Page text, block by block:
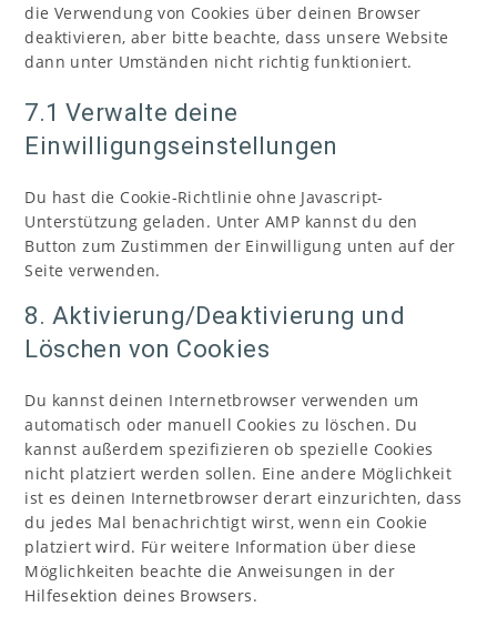
die Verwendung von Cookies über deinen Browser
deaktivieren, aber bitte beachte, dass unsere Website
dann unter Umständen nicht richtig funktioniert.
7.1 Verwalte deine
Einwilligungseinstellungen
Du hast die Cookie-Richtlinie ohne Javascript-
Unterstützung geladen. Unter AMP kannst du den
Button zum Zustimmen der Einwilligung unten auf der
Seite verwenden.
8. Aktivierung/Deaktivierung und
Löschen von Cookies
Du kannst deinen Internetbrowser verwenden um
automatisch oder manuell Cookies zu löschen. Du
kannst außerdem spezifizieren ob spezielle Cookies
nicht platziert werden sollen. Eine andere Möglichkeit
ist es deinen Internetbrowser derart einzurichten, dass
du jedes Mal benachrichtigt wirst, wenn ein Cookie
platziert wird. Für weitere Information über diese
Möglichkeiten beachte die Anweisungen in der
Hilfesektion deines Browsers.